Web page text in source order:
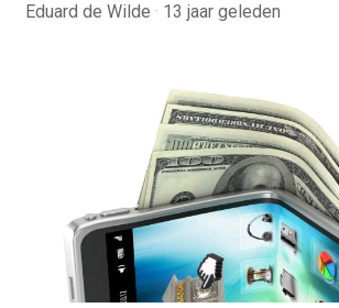
Eduard de Wilde · 13 jaar geleden